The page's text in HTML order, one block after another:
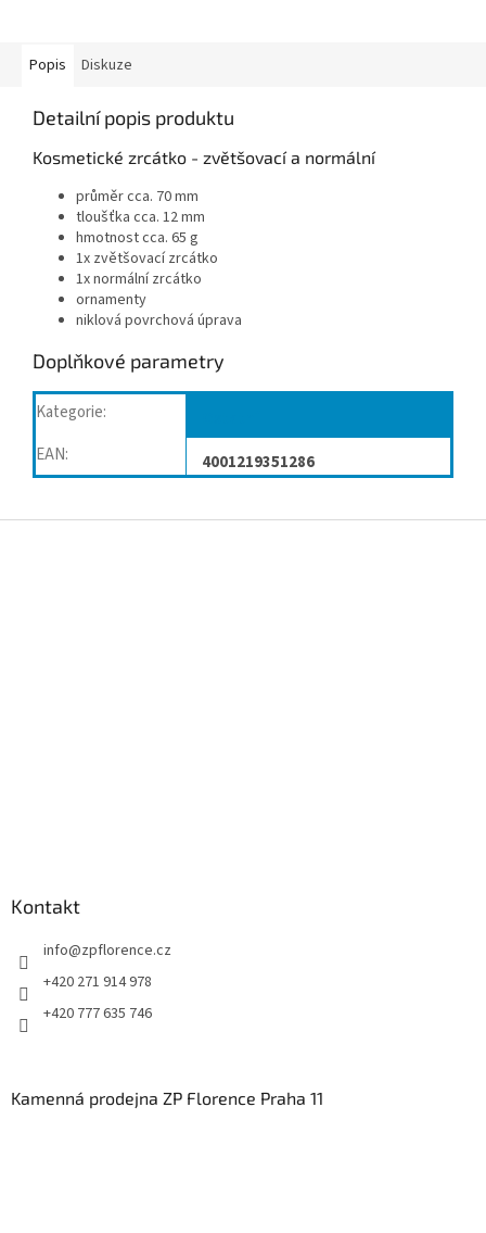
Popis Diskuze
Detailní popis produktu
Kosmetické zrcátko - zvětšovací a normální
průměr cca. 70 mm
tloušťka cca. 12 mm
hmotnost cca. 65 g
1x zvětšovací zrcátko
1x normální zrcátko
ornamenty
niklová povrchová úprava
Doplňkové parametry
Kategorie:
EAN: 4001219351286
Kontakt
info@zpflorence.cz
+420 271 914 978
+420 777 635 746
Kamenná prodejna ZP Florence Praha 11